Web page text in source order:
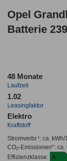
Opel
Batterie
48 Monate
Laufzeit
1.02
Leasingfaktor
Elektro
Kraftstoff
Stromverbr.¹: ca. kWh/
CO2-Emissionen*: ca.
Effizienzklasse: A